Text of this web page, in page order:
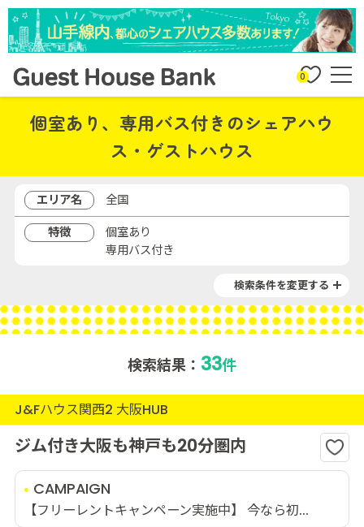
0
個室あり、専用バス付きのシェアハウ
ス・ゲストハウス
エリア名
全国
特徴
個室あり
専用バス付き
検索条件を変更する
検索結果： 33件
J&Fハウス関西2 大阪HUB
ジム付き大阪も神戸も20分圏内
CAMPAIGN
【フリーレントキャンペーン実施中】 今なら初...